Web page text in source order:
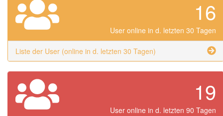
16
User online in d. letzten 30 Tagen
Liste der User (online in d. letzten 30 Tagen)
19
User online in d. letzten 90 Tagen